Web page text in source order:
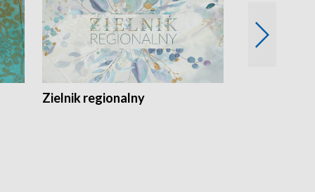
Zielnik regionalny